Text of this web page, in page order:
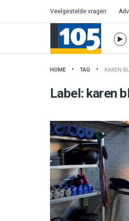
Veelgestelde vragen
HOME TAG KAREN
Label: karen